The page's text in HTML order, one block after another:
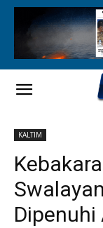
KALTIM
Dipenuhi